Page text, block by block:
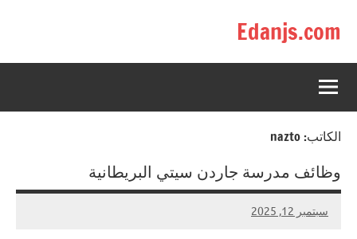
Edanjs.com
الكاتب: nazto
وظائف مدرسة جاردن سيتي البريطانية
سبتمبر 12, 2025
nazto
لا